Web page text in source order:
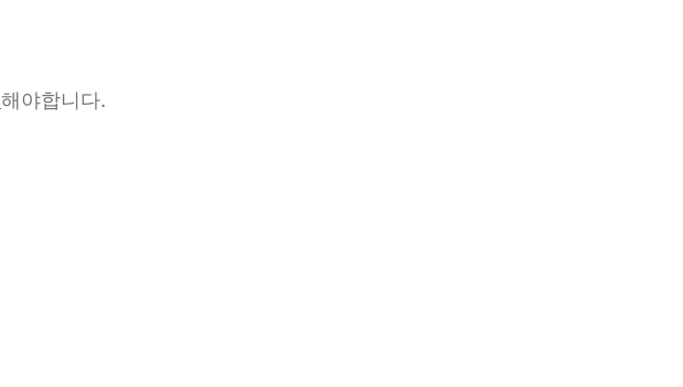
해야합니다.